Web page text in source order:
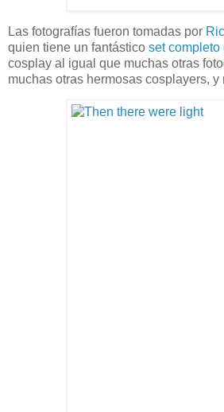
Las fotografías fueron tomadas por
quien tiene un fantástico set completo
cosplay al igual que muchas otras
muchas otras hermosas cosplayers, y